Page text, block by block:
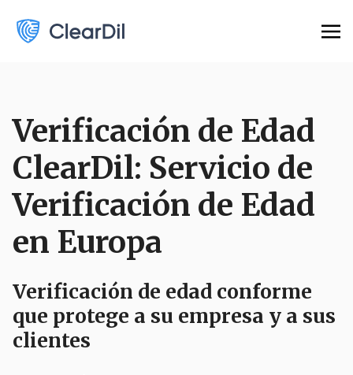
Verificación de Edad
ClearDil: Servicio de
Verificación de Edad
en Europa
Verificación de edad conforme
que protege a su empresa y a sus
clientes